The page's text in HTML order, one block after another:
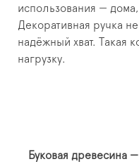
использования —
Декоративная ручка
надёжный хват. Такая
нагрузку.
Буковая древесина